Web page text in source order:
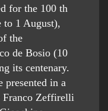
for the 100 th
to 1 August),
the
de Bosio (10
its centenary.
presented in a
Franco Zeffirelli